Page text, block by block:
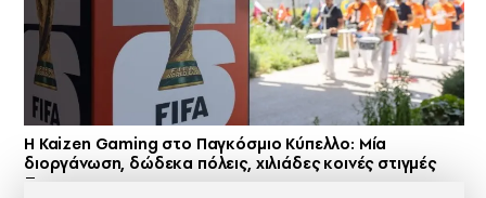
H Kaizen Gaming στο Παγκόσμιο Kύπελλο: Μία
διοργάνωση, δώδεκα πόλεις, χιλιάδες κοινές στιγμές